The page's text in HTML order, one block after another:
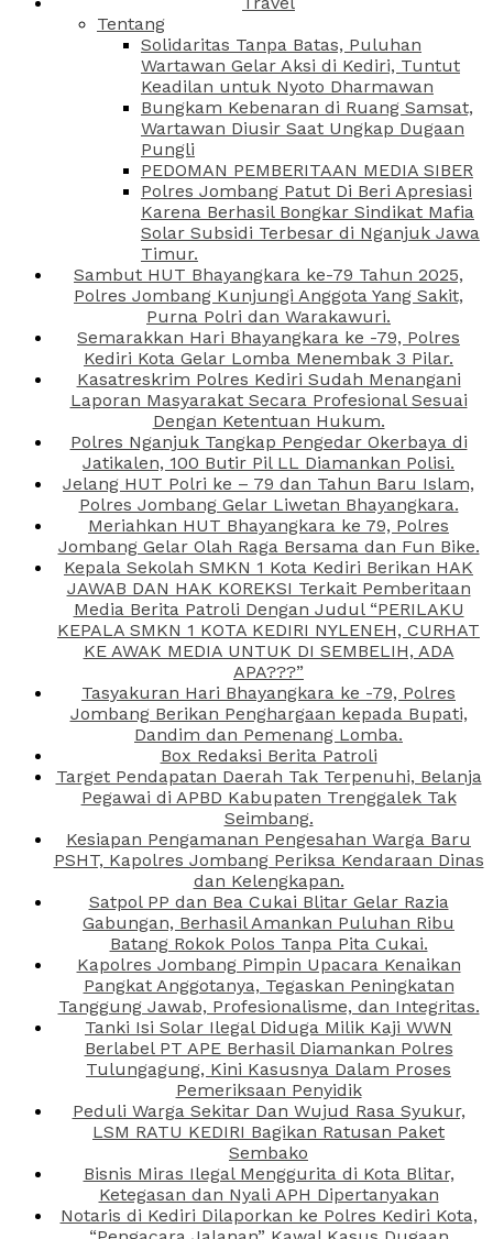
Tentang
Solidaritas Tanpa Batas, Puluhan
Wartawan Gelar Aksi di Kediri, Tuntut
Keadilan untuk Nyoto Dharmawan
Bungkam Kebenaran di Ruang Samsat,
Wartawan Diusir Saat Ungkap Dugaan
Pungli
PEDOMAN PEMBERITAAN MEDIA SIBER
Polres Jombang Patut Di Beri Apresiasi
Karena Berhasil Bongkar Sindikat Mafia
Solar Subsidi Terbesar di Nganjuk Jawa
Timur.
Sambut HUT Bhayangkara ke-79 Tahun 2025,
Polres Jombang Kunjungi Anggota Yang Sakit,
Purna Polri dan Warakawuri.
Semarakkan Hari Bhayangkara ke -79, Polres
Kediri Kota Gelar Lomba Menembak 3 Pilar.
Kasatreskrim Polres Kediri Sudah Menangani
Laporan Masyarakat Secara Profesional Sesuai
Dengan Ketentuan Hukum.
Polres Nganjuk Tangkap Pengedar Okerbaya di
Jatikalen, 100 Butir Pil LL Diamankan Polisi.
Jelang HUT Polri ke – 79 dan Tahun Baru Islam,
Polres Jombang Gelar Liwetan Bhayangkara.
Meriahkan HUT Bhayangkara ke 79, Polres
Jombang Gelar Olah Raga Bersama dan Fun Bike.
Kepala Sekolah SMKN 1 Kota Kediri Berikan HAK
JAWAB DAN HAK KOREKSI Terkait Pemberitaan
Media Berita Patroli Dengan Judul “PERILAKU
KEPALA SMKN 1 KOTA KEDIRI NYLENEH, CURHAT
KE AWAK MEDIA UNTUK DI SEMBELIH, ADA
APA???”
Tasyakuran Hari Bhayangkara ke -79, Polres
Jombang Berikan Penghargaan kepada Bupati,
Dandim dan Pemenang Lomba.
Box Redaksi Berita Patroli
Target Pendapatan Daerah Tak Terpenuhi, Belanja
Pegawai di APBD Kabupaten Trenggalek Tak
Seimbang.
Kesiapan Pengamanan Pengesahan Warga Baru
PSHT, Kapolres Jombang Periksa Kendaraan Dinas
dan Kelengkapan.
Satpol PP dan Bea Cukai Blitar Gelar Razia
Gabungan, Berhasil Amankan Puluhan Ribu
Batang Rokok Polos Tanpa Pita Cukai.
Kapolres Jombang Pimpin Upacara Kenaikan
Pangkat Anggotanya, Tegaskan Peningkatan
Tanggung Jawab, Profesionalisme, dan Integritas.
Tanki Isi Solar Ilegal Diduga Milik Kaji WWN
Berlabel PT APE Berhasil Diamankan Polres
Tulungagung, Kini Kasusnya Dalam Proses
Pemeriksaan Penyidik
Peduli Warga Sekitar Dan Wujud Rasa Syukur,
LSM RATU KEDIRI Bagikan Ratusan Paket
Sembako
Bisnis Miras Ilegal Menggurita di Kota Blitar,
Ketegasan dan Nyali APH Dipertanyakan
Notaris di Kediri Dilaporkan ke Polres Kediri Kota,